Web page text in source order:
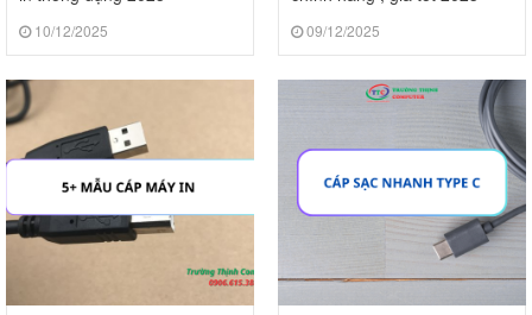
10/12/2025 09/12/2025